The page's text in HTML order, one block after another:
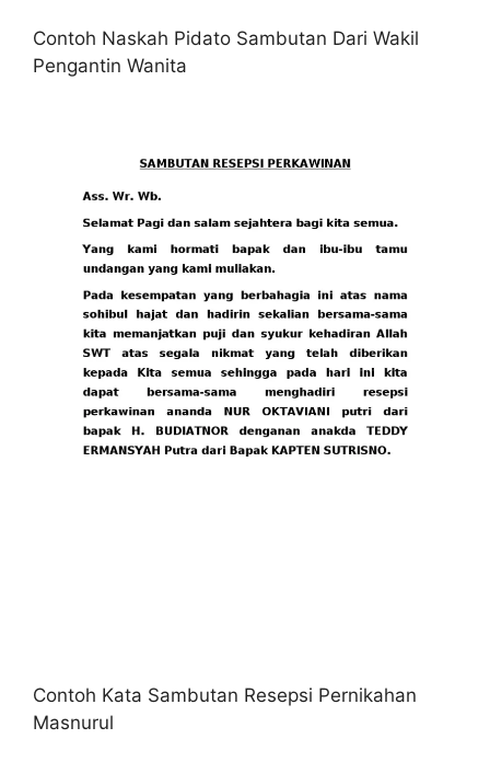
Contoh Naskah Pidato Sambutan Dari Wakil
Pengantin Wanita
Contoh Kata Sambutan Resepsi Pernikahan
Masnurul